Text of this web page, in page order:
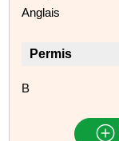
Anglais
Permis
B